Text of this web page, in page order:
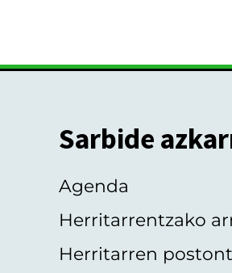
Sarbide
Agenda
Herritarrentzako
Herritarren